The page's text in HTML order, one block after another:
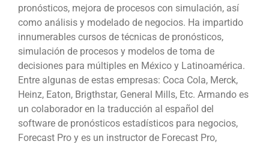
pronósticos, mejora de procesos con simulación, así
como análisis y modelado de negocios. Ha impartido
innumerables cursos de técnicas de pronósticos,
simulación de procesos y modelos de toma de
decisiones para múltiples en México y Latinoamérica.
Entre algunas de estas empresas: Coca Cola, Merck,
Heinz, Eaton, Brigthstar, General Mills, Etc. Armando es
un colaborador en la traducción al español del
software de pronósticos estadísticos para negocios,
Forecast Pro y es un instructor de Forecast Pro,